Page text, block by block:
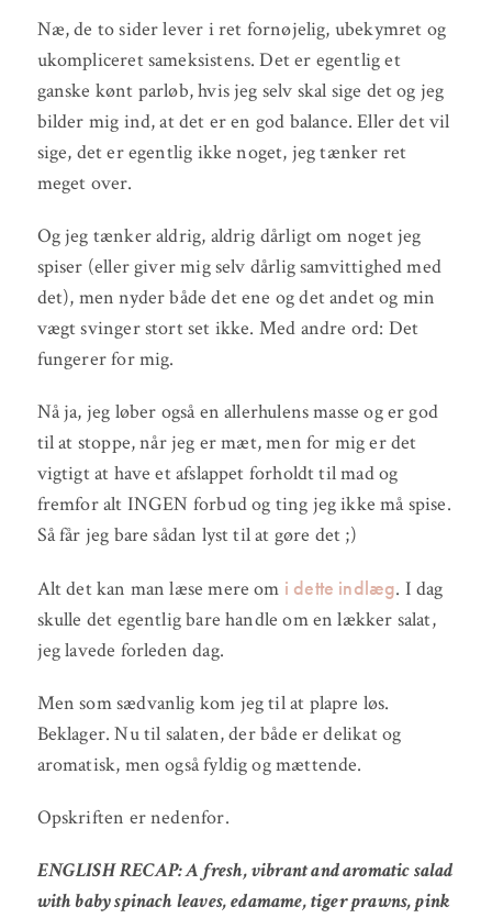
Næ, de to sider lever i ret fornøjelig, ubekymret og
ukompliceret sameksistens. Det er egentlig et
ganske kønt parløb, hvis jeg selv skal sige det og jeg
bilder mig ind, at det er en god balance. Eller det vil
sige, det er egentlig ikke noget, jeg tænker ret
meget over.
Og jeg tænker aldrig, aldrig dårligt om noget jeg
spiser (eller giver mig selv dårlig samvittighed med
det), men nyder både det ene og det andet og min
vægt svinger stort set ikke. Med andre ord: Det
fungerer for mig.
Nå ja, jeg løber også en allerhulens masse og er god
til at stoppe, når jeg er mæt, men for mig er det
vigtigt at have et afslappet forholdt til mad og
fremfor alt INGEN forbud og ting jeg ikke må spise.
Så får jeg bare sådan lyst til at gøre det ;)
Alt det kan man læse mere om i dette indlæg. I dag
skulle det egentlig bare handle om en lækker salat,
jeg lavede forleden dag.
Men som sædvanlig kom jeg til at plapre løs.
Beklager. Nu til salaten, der både er delikat og
aromatisk, men også fyldig og mættende.
Opskriften er nedenfor.
ENGLISH RECAP: A fresh, vibrant and aromatic salad
with baby spinach leaves, edamame, tiger prawns, pink